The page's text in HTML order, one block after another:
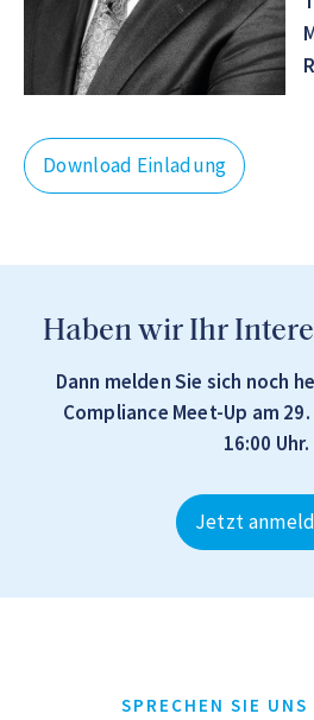
Download Einladung
Haben wir Ihr
Dann melden Sie sich noch
Compliance Meet-Up am
16:00 Uhr.
Jetzt
SPRECHEN SIE UNS